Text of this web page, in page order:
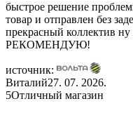
быстрое решение
товар и отправлен без
прекрасный коллектив
РЕКОМЕНДУЮ!
источник:
Виталий27. 07. 2026.
5Отличный магазин